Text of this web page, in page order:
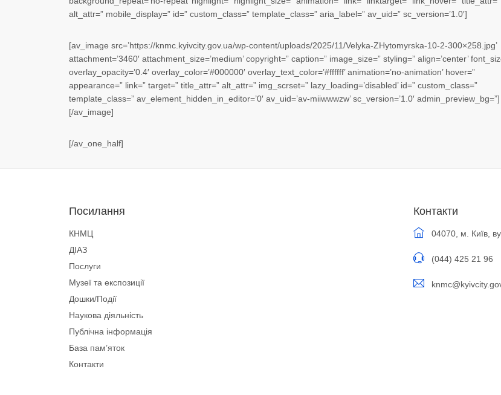
alt_attr=” mobile_display=” id=” custom_class=” template_class=” aria_label=” av_uid=” sc_version=’1.0′]
[av_image src=’https://knmc.kyivcity.gov.ua/wp-content/uploads/2025/11/Velyka-ZHytomyrska-10-2-300×258.jpg’
attachment=’3460′ attachment_size=’medium’ copyright=” caption=” image_size=” styling=” align=’center’
overlay_opacity=’0.4′ overlay_color=’#000000′ overlay_text_color=’#ffffff’ animation=’no-animation’ hover=”
appearance=” link=” target=” title_attr=” alt_attr=” img_scrset=” lazy_loading=’disabled’ id=” custom_class=”
template_class=” av_element_hidden_in_editor=’0′ av_uid=’av-miiwwwzw’ sc_version=’1.0′ admin_preview_bg=”]
[/av_image]
[/av_one_half]
Посилання
КНМЦ
ДІАЗ
Послуги
Музеї та експозиції
Дошки/Події
Наукова діяльність
Публічна інформація
База пам’яток
Контакти
Контакти
04070, м. Київ,
(044) 425 21 96